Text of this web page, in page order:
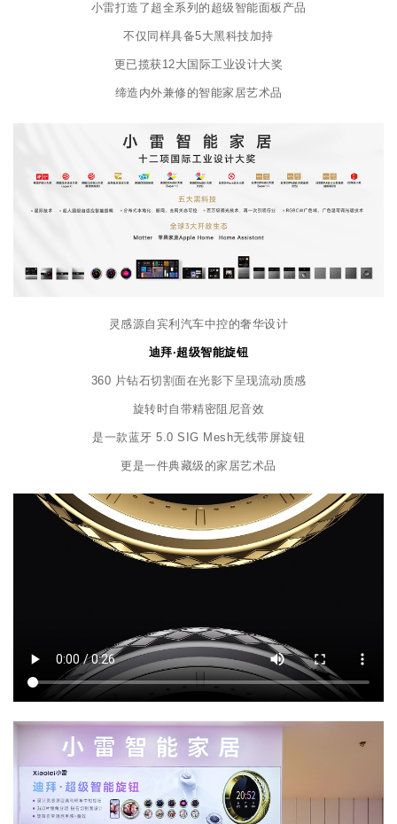
小雷打造了超全系列的超级智能面板产品
不仅同样具备5大黑科技加持
更已揽获12大国际工业设计大奖
缔造内外兼修的智能家居艺术品
灵感源自宾利汽车中控的奢华设计
迪拜·超级智能旋钮
360 片钻石切割面在光影下呈现流动质感
旋转时自带精密阻尼音效
是一款蓝牙 5.0 SIG Mesh无线带屏旋钮
更是一件典藏级的家居艺术品